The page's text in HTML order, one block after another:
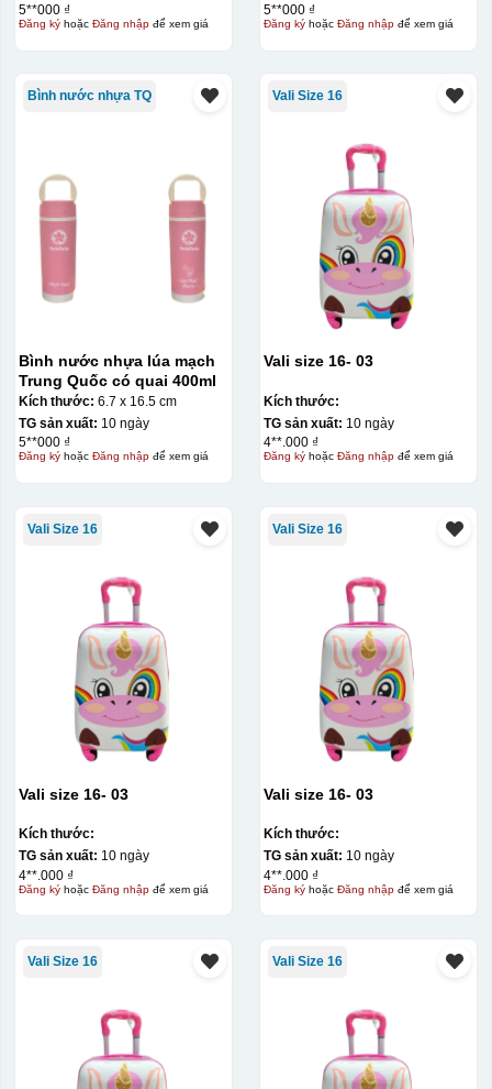
5**000 ₫
Đăng kýhoặc Đăng nhậpđể xem giá
5**000 ₫
Đăng kýhoặc Đăng nhậpđể xem giá
Bình nước nhựa TQ
Bình nước nhựa lúa mạch
Trung Quốc có quai 400ml
Kích thước: 6.7 x 16.5 cm
TG sản xuất: 10 ngày
5**000 ₫
Đăng kýhoặc Đăng nhậpđể xem giá
Vali Size 16
Vali size 16- 03
Kích thước:
TG sản xuất: 10 ngày
4**.000 ₫
Đăng kýhoặc Đăng nhậpđể xem giá
Vali Size 16
Vali size 16- 03
Kích thước:
TG sản xuất: 10 ngày
4**.000 ₫
Đăng kýhoặc Đăng nhậpđể xem giá
Vali Size 16
Vali size 16- 03
Kích thước:
TG sản xuất: 10 ngày
4**.000 ₫
Đăng kýhoặc Đăng nhậpđể xem giá
Vali Size 16 Vali Size 16